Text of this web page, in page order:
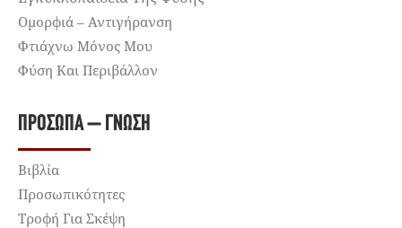
Ομορφιά – Αντιγήρανση
Φτιάχνω Μόνος Μου
Φύση Και Περιβάλλον
ΠΡΌΣΩΠΑ – ΓΝΏΣΗ
Βιβλία
Προσωπικότητες
Τροφή Για Σκέψη